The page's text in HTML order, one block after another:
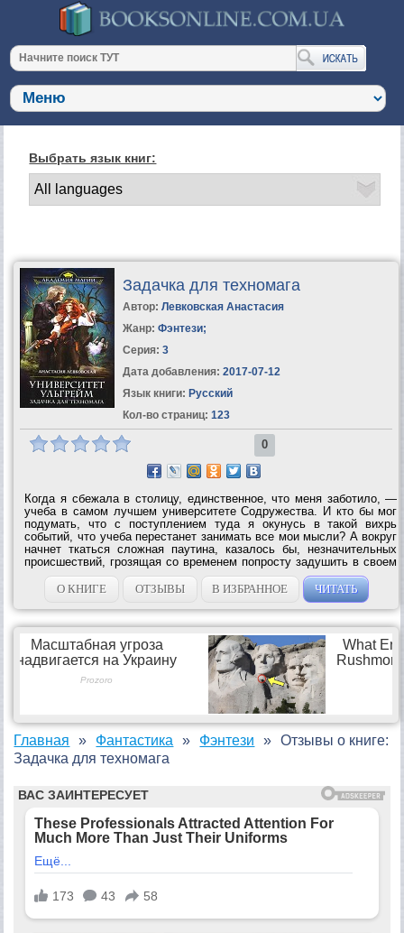
Выбрать язык книг:
Задачка для техномага
Автор: Левковская Анастасия
Жанр: Фэнтези;
Серия: 3
Дата добавления: 2017-07-12
Язык книги: Русский
Кол-во страниц: 123
0
Когда я сбежала в столицу, единственное, что меня заботило, —
учеба в самом лучшем университете Содружества. И кто бы мог
подумать, что с поступлением туда я окунусь в такой вихрь
событий, что учеба перестанет занимать все мои мысли? А вокруг
начнет ткаться сложная паутина, казалось бы, незначительных
происшествий, грозящая со временем попросту задушить в своем
коконе. И уж точно я не ожидала, что ее ниточки потянутся в
сторону...О КНИГЕ ОТЗЫВЫ В ИЗБРАННОЕ ЧИТАТЬ
Главная Фантастика Фэнтези
Отзывы о книге:
Задачка для техномага